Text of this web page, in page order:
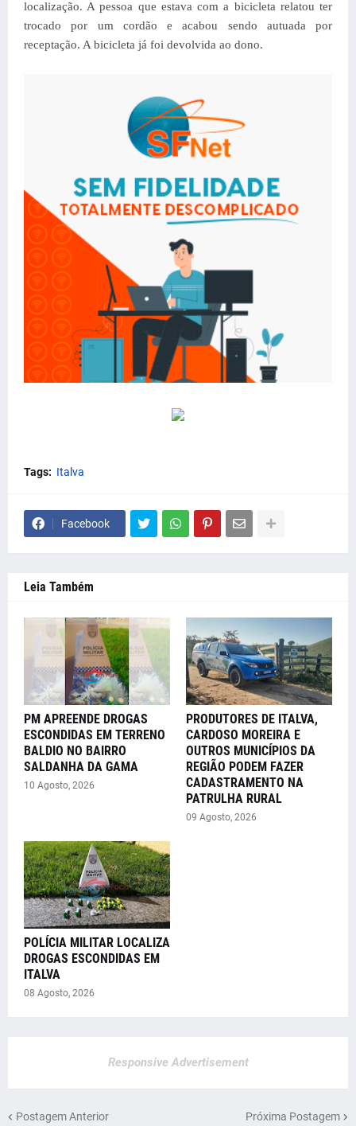
localização. A pessoa que estava com a bicicleta relatou ter
trocado por um cordão e acabou sendo autuada por
receptação. A bicicleta já foi devolvida ao dono.
Tags: Italva
Facebook
Leia Também
PM APREENDE DROGAS
ESCONDIDAS EM TERRENO
BALDIO NO BAIRRO
SALDANHA DA GAMA
10 Agosto, 2026
PRODUTORES DE ITALVA,
CARDOSO MOREIRA E
OUTROS MUNICÍPIOS DA
REGIÃO PODEM FAZER
CADASTRAMENTO NA
PATRULHA RURAL
09 Agosto, 2026
POLÍCIA MILITAR LOCALIZA
DROGAS ESCONDIDAS EM
ITALVA
08 Agosto, 2026
Responsive Advertisement
Postagem Anterior Próxima Postagem